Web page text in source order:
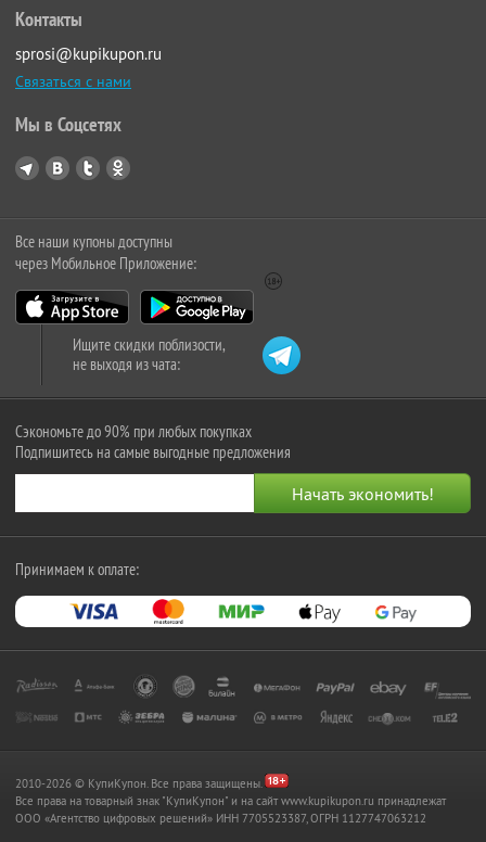
Контакты
sprosi@kupikupon.ru
Связаться с нами
Мы в Соцсетях
Все наши купоны доступны
через Мобильное Приложение:
Ищите скидки поблизости,
не выходя из чата:
Сэкономьте до 90% при любых покупках
Подпишитесь на самые выгодные предложения
Принимаем к оплате:
2010-2026 © КупиКупон. Все права защищены.
Все права на товарный знак "КупиКупон" и на сайт www.kupikupon.ru принадлежат
OOO «Агентство цифровых решений» ИНН 7705523387, ОГРН 1127747063212